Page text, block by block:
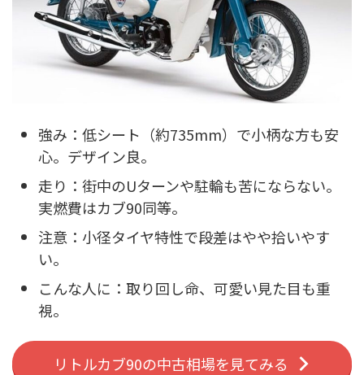
強み：低シート（約735mm）で小柄な方も安
心。デザイン良。
走り：街中のUターンや駐輪も苦にならない。
実燃費はカブ90同等。
注意：小径タイヤ特性で段差はやや拾いやす
い。
こんな人に：取り回し命、可愛い見た目も重
視。
リトルカブ90の中古相場を見てみる